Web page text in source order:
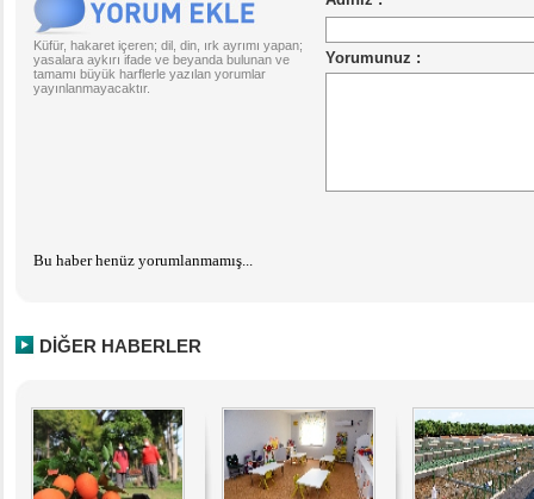
Küfür, hakaret içeren; dil, din, ırk ayrımı yapan;
yasalara aykırı ifade ve beyanda bulunan ve
tamamı büyük harflerle yazılan yorumlar
yayınlanmayacaktır.
Bu haber henüz yorumlanmamış...
DİĞER HABERLER